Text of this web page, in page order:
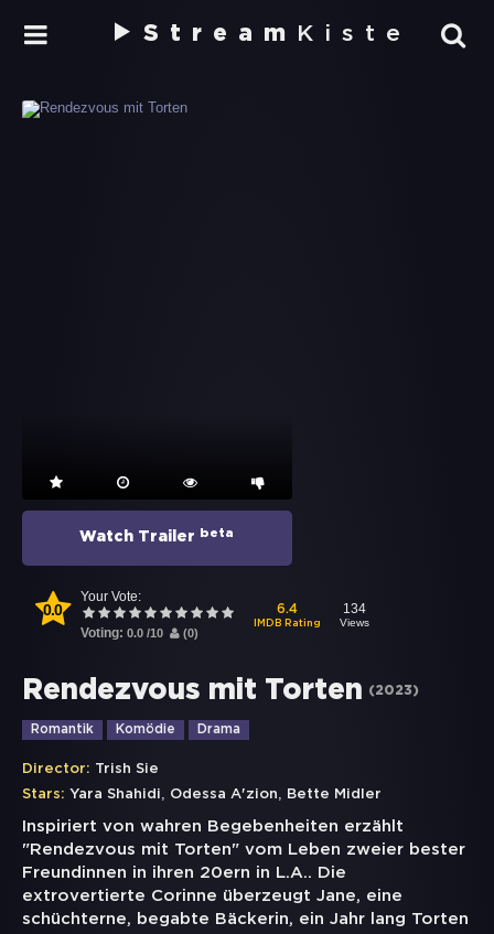
Stream Kiste
Watch Trailer beta
0.0
Your Vote:
Voting: 0.0 /10 (0)
6.4
IMDB Rating
134
Views
Rendezvous mit Torten (2023)
Romantik Komödie Drama
Director: Trish Sie
Stars: Yara Shahidi, Odessa A'zion, Bette Midler
Inspiriert von wahren Begebenheiten erzählt
"Rendezvous mit Torten" vom Leben zweier bester
Freundinnen in ihren 20ern in L.A.. Die
extrovertierte Corinne überzeugt Jane, eine
schüchterne, begabte Bäckerin, ein Jahr lang Torten